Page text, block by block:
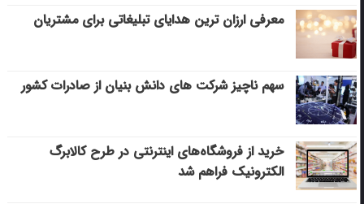
معرفی ارزان ترین هدایای تبلیغاتی برای مشتریان
سهم ناچیز شرکت های دانش بنیان از صادرات کشور
خرید از فروشگاه‌های اینترنتی در طرح کالابرگ
الکترونیک فراهم شد